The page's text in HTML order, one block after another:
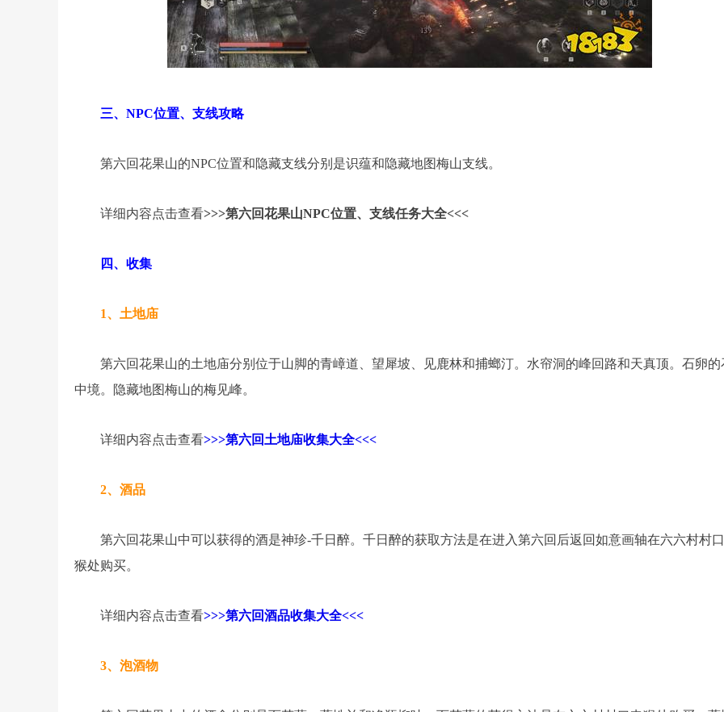
三、NPC位置、支线攻略
第六回花果山的NPC位置和隐藏支线分别是识蕴和隐藏地图梅山支线。
详细内容点击查看>>>第六回花果山NPC位置、支线任务大全<<<
四、收集
1、土地庙
第六回花果山的土地庙分别位于山脚的青嶂道、望犀坡、见鹿林和捕螂汀。水帘洞的峰回路和天真顶。石卵的
中境。隐藏地图梅山的梅见峰。
详细内容点击查看>>>第六回土地庙收集大全<<<
2、酒品
第六回花果山中可以获得的酒是神珍-千日醉。千日醉的获取方法是在进入第六回后返回如意画轴在六六村村
猴处购买。
详细内容点击查看>>>第六回酒品收集大全<<<
3、泡酒物